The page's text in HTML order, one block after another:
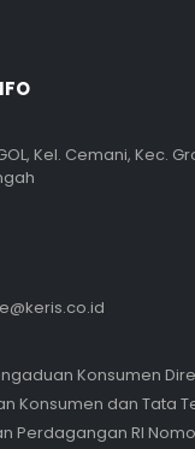
Kel. Cemani, Kec.
Konsumen
Konsumen dan Tata
Perdagangan RI